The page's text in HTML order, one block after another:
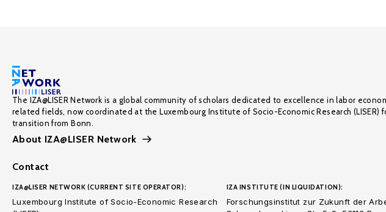
The IZA@LISER Network is a global community of scholars dedicated to excellence in labor
related fields, now coordinated at the Luxembourg Institute of Socio-Economic Research (LISER)
transition from Bonn.
About IZA@LISER Network
Contact
IZA@LISER NETWORK (CURRENT SITE OPERATOR):
Luxembourg Institute of Socio-Economic Research
IZA INSTITUTE (IN LIQUIDATION):
Forschungsinstitut zur Zukunft der